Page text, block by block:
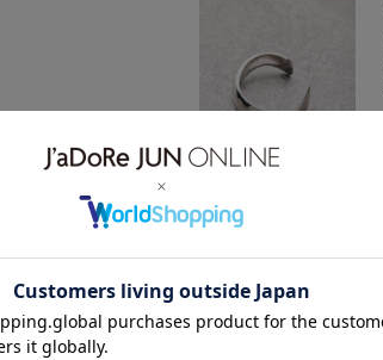
関連タグ
ADAM ET ROPÉ
パンツ デニムパンツ